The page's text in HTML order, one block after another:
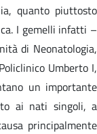
quanto piuttosto
I gemelli infatti –
di Neonatologia,
Umberto I,
un importante
ai nati singoli, a
principalmente